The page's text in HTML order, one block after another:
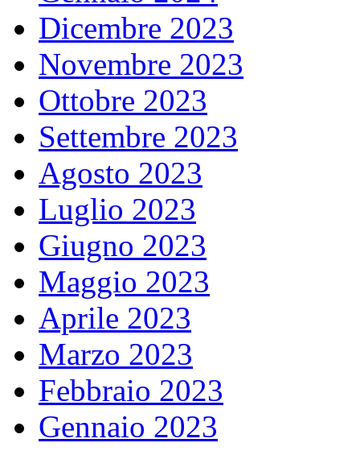
Dicembre 2023
Novembre 2023
Ottobre 2023
Settembre 2023
Agosto 2023
Luglio 2023
Giugno 2023
Maggio 2023
Aprile 2023
Marzo 2023
Febbraio 2023
Gennaio 2023